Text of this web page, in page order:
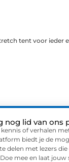
tent voor ieder
nog lid van ons
of verhalen
biedt je de
delen met lezers
mee en laat jouw